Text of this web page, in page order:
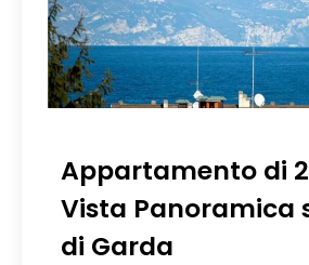
Appartamento di
Vista Panoramica
di Garda